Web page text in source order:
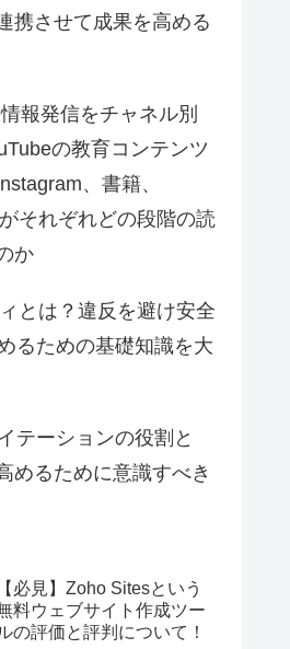
携させて成果を高める
報発信をチャネル別
の教育コンテンツ
、書籍、
それぞれどの段階の読
か
とは？違反を避け安全
るための基礎知識を大
テーションの役割と
めるために意識すべき
【必見】Zoho Sitesという
料ウェブサイト作成ツー
の評価と評判について！